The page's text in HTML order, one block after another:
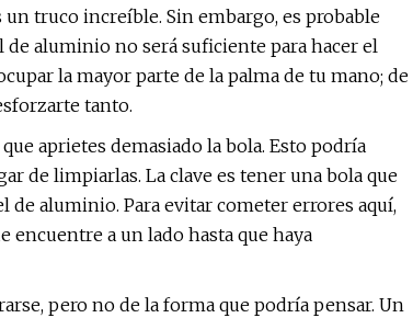
un truco increíble. Sin embargo, es probable
aluminio no será suficiente para hacer el
la mayor parte de la palma de tu mano; de
tanto.
aprietes demasiado la bola. Esto podría
de limpiarlas. La clave es tener una bola que
de aluminio. Para evitar cometer errores aquí,
encuentre a un lado hasta que haya
pero no de la forma que podría pensar. Un